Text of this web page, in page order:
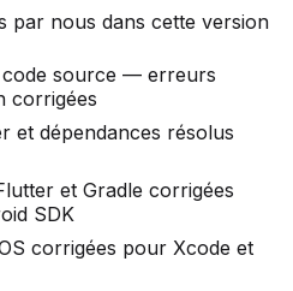
par nous dans cette version
source — erreurs
corrigées
et dépendances résolus
et Gradle corrigées
SDK
corrigées pour Xcode et